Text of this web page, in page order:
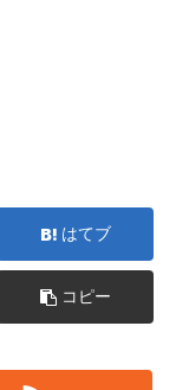
はてブ
コピー